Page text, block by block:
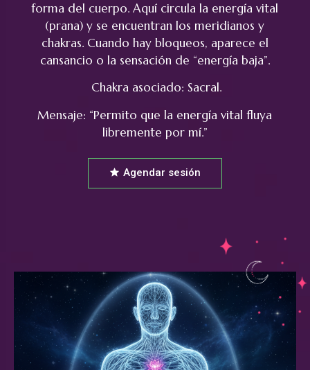
forma del cuerpo. Aquí circula la energía vital
(prana) y se encuentran los meridianos y
chakras. Cuando hay bloqueos, aparece el
cansancio o la sensación de “energía baja”.
Chakra asociado: Sacral.
Mensaje: “Permito que la energía vital fluya
libremente por mí.”
Agendar sesión